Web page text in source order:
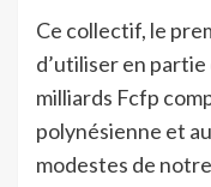
Ce collectif, le
d’utiliser en
milliards Fcfp
polynésienne et
modestes de